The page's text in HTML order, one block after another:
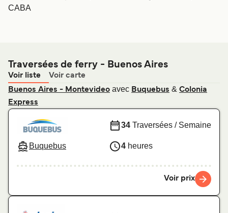
CABA
Traversées de ferry - Buenos Aires
Voir liste
Voir carte
Buenos Aires - Montevideo avec Buquebus & Colonia
Express
Buquebus
34 Traversées / Semaine
4 heures
Voir prix